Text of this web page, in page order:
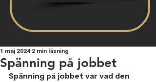
Spänning på jobbet
1 maj 2024 2 min läsning
Spänning på jobbet var vad den